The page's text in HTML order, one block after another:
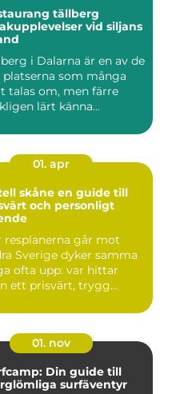
tällberg
vid siljans
i Dalarna är en av de
platserna som många
talas om, men färre
lärt känna...
01. apr
en guide till
och personligt
resplanerna går mot
Sverige dyker samma
ofta upp: var hittar
ett prisvärt, trygg...
01. nov
Din guide till
surfäventyr